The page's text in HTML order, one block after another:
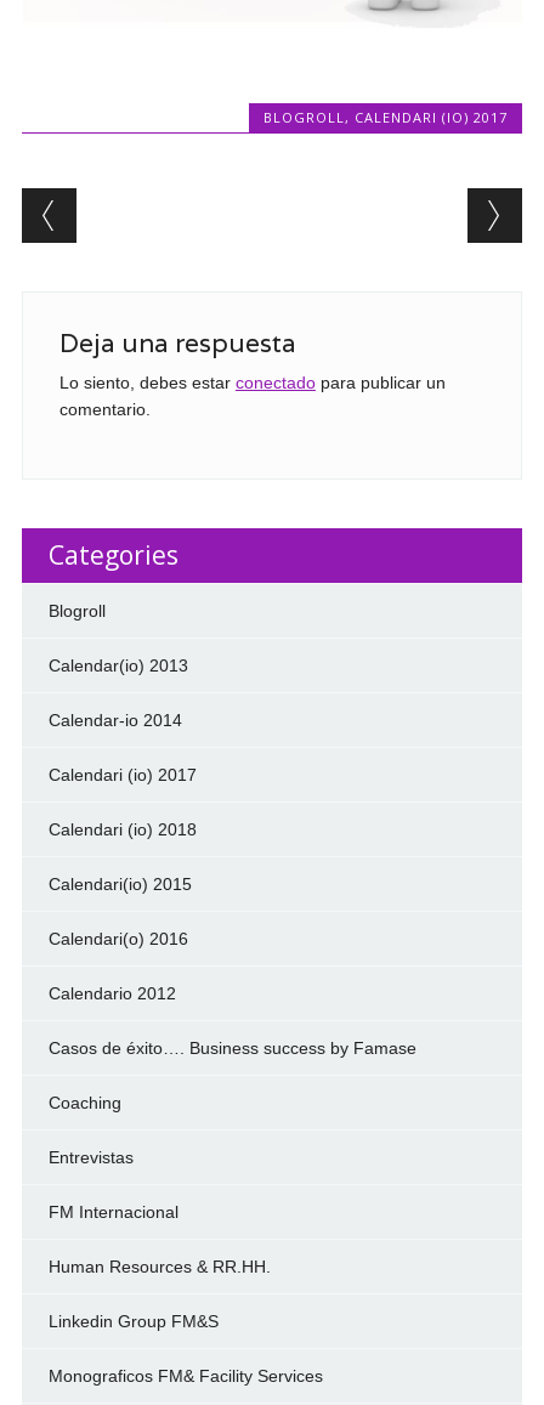
BLOGROLL , CALENDARI (IO) 2017
Post navigation
Deja una respuesta
Lo siento, debes estar conectadopara publicar un
comentario.
Categories
Blogroll
Calendar(io) 2013
Calendar-io 2014
Calendari (io) 2017
Calendari (io) 2018
Calendari(io) 2015
Calendari(o) 2016
Calendario 2012
Casos de éxito…. Business success by Famase
Coaching
Entrevistas
FM Internacional
Human Resources & RR.HH.
Linkedin Group FM&S
Monograficos FM& Facility Services